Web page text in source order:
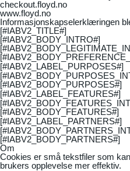
checkout.floyd.no
www.floyd.no
Informasjonskapselerklæringen
[#IABV2_TITLE#]
[#IABV2_BODY_INTRO#]
[#IABV2_LABEL_PURPOSES#]
[#IABV2_BODY_PURPOSES#]
[#IABV2_LABEL_FEATURES#]
[#IABV2_BODY_FEATURES#]
[#IABV2_LABEL_PARTNERS#]
[#IABV2_BODY_PARTNERS#]
Om
Cookies er små tekstfiler som
brukers opplevelse mer effektiv.